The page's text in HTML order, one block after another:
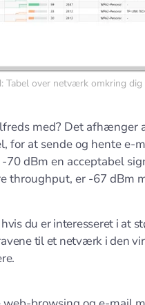
Tabel over netværk omkring dig
med? Det afhænger
for at sende og hente e-
dBm en acceptabel
throughput, er -67 dBm
du er interesseret i at
til et netværk i den